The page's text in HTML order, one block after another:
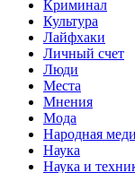
Криминал
Культура
Лайфхаки
Личный счет
Люди
Места
Мнения
Мода
Народная
Наука
Наука и